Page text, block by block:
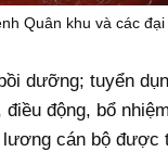
Quân khu và các đại
dưỡng; tuyển
điều động, bổ
cán bộ được